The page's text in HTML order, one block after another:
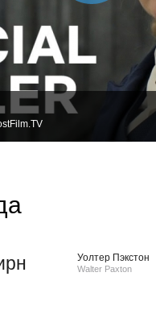
Уолтер Пэкстон
Walter Paxton